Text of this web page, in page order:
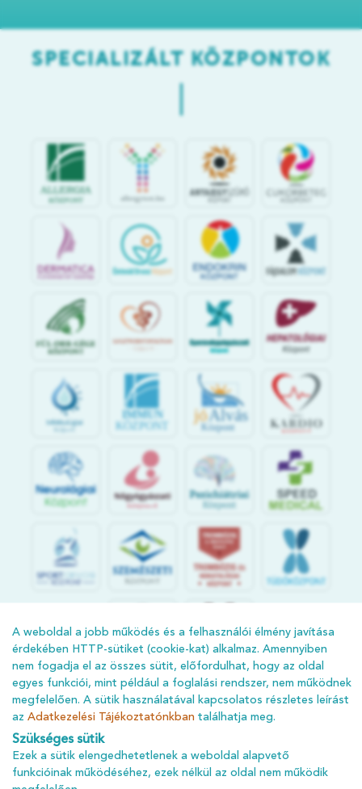
SPECIALIZÁLT KÖZPONTOK
IMMUN
KÖZPONT
jóAlvás
Központ
SPOR
ÁSZF
A weboldal a jobb működés és a felhasználói élmény javítása
érdekében HTTP-sütiket (cookie-kat) alkalmaz. Amennyiben
nem fogadja el az összes sütit, előfordulhat, hogy az oldal
egyes funkciói, mint például a foglalási rendszer, nem működnek
megfelelően. A sütik használatával kapcsolatos részletes leírást
az Adatkezelési Tájékoztatónkban találhatja meg.
Szükséges sütik
Ezek a sütik elengedhetetlenek a weboldal alapvető
funkcióinak működéséhez, ezek nélkül az oldal nem működik